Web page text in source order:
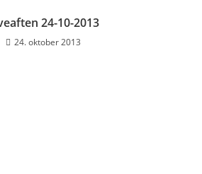
24-10-2013
24. oktober 2013